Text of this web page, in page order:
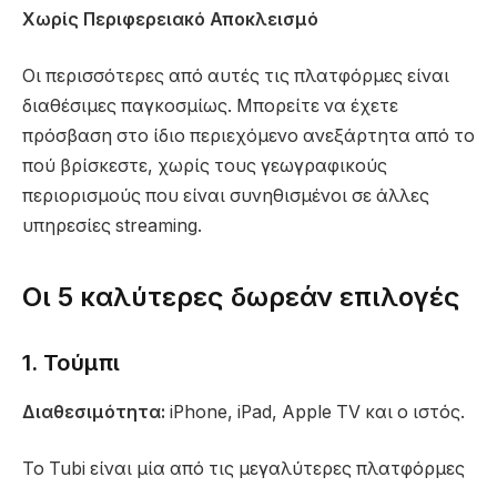
Χωρίς Περιφερειακό Αποκλεισμό
Οι περισσότερες από αυτές τις πλατφόρμες είναι
διαθέσιμες παγκοσμίως. Μπορείτε να έχετε
πρόσβαση στο ίδιο περιεχόμενο ανεξάρτητα από το
πού βρίσκεστε, χωρίς τους γεωγραφικούς
περιορισμούς που είναι συνηθισμένοι σε άλλες
υπηρεσίες streaming.
Οι 5 καλύτερες δωρεάν επιλογές
1. Τούμπι
Διαθεσιμότητα: iPhone, iPad, Apple TV και ο ιστός.
Το Tubi είναι μία από τις μεγαλύτερες πλατφόρμες